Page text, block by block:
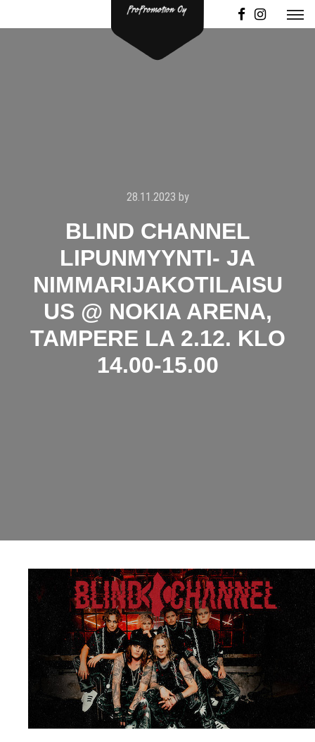
28.11.2023 by
BLIND CHANNEL
LIPUNMYYNTI- JA
NIMMARIJAKOTILAISU
US @ NOKIA ARENA,
TAMPERE LA 2.12. KLO
14.00-15.00